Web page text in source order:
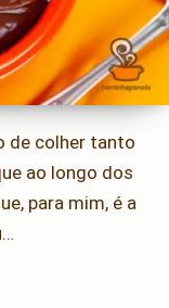
de colher tanto
ao longo dos
para mim, é a